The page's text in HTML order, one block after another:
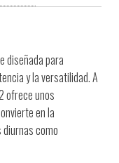
diseñada para
y la versatilidad. A
ofrece unos
en la
como